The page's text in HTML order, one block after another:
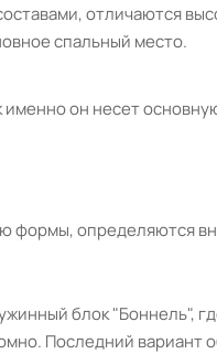
отличаются
спальный место.
он несет
формы,
блок "Боннель",
Последний вариант